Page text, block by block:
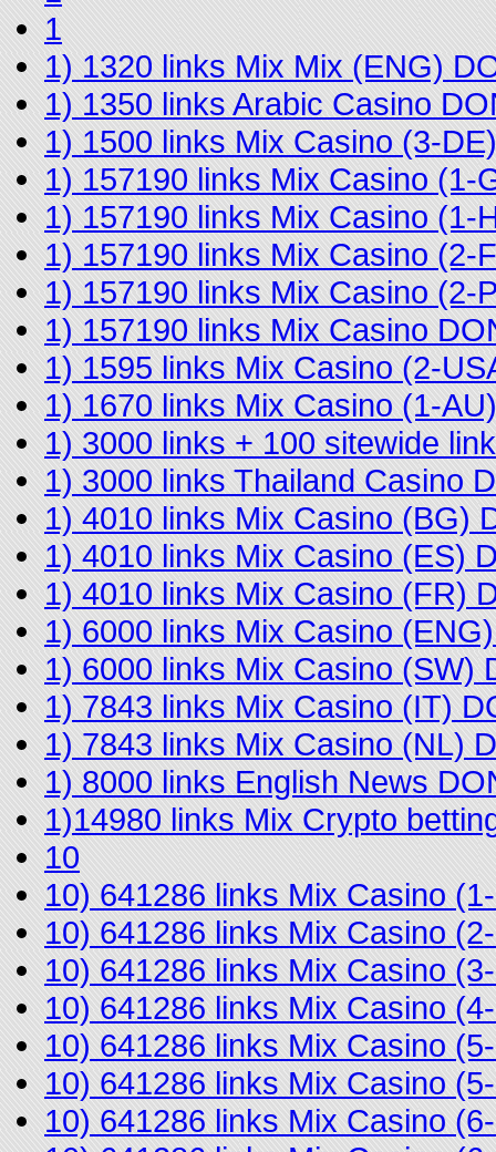
1
1) 1320 links Mix Mix (ENG)
1) 1350 links Arabic Casino
1) 1500 links Mix Casino (3-
1) 157190 links Mix Casino (1-
1) 157190 links Mix Casino (1-
1) 157190 links Mix Casino (2-
1) 157190 links Mix Casino (2-
1) 157190 links Mix Casino
1) 1595 links Mix Casino (2-
1) 1670 links Mix Casino (1-
1) 3000 links + 100 sitewide
1) 3000 links Thailand Casino
1) 4010 links Mix Casino (BG)
1) 4010 links Mix Casino (ES)
1) 4010 links Mix Casino (FR)
1) 6000 links Mix Casino
1) 6000 links Mix Casino (SW)
1) 7843 links Mix Casino (IT)
1) 7843 links Mix Casino (NL)
1) 8000 links English News
1)14980 links Mix Crypto
10
10) 641286 links Mix Casino
10) 641286 links Mix Casino
10) 641286 links Mix Casino
10) 641286 links Mix Casino
10) 641286 links Mix Casino
10) 641286 links Mix Casino
10) 641286 links Mix Casino